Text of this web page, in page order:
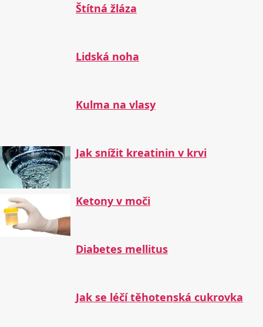
Štítná žláza
Lidská noha
Kulma na vlasy
Jak snížit kreatinin v krvi
Ketony v moči
Diabetes mellitus
Jak se léčí těhotenská cukrovka